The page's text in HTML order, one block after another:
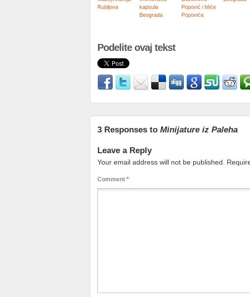
Rubljova
kapsula
Beograda
Popović i Miće
Popovića
Podelite ovaj tekst
3 Responses to Minijature iz Paleha
Leave a Reply
Your email address will not be published.
Comment *